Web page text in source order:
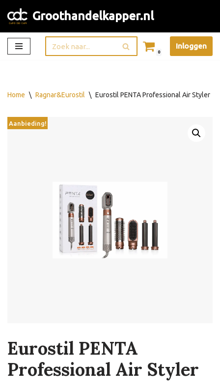
Ga
naar
de
Groothandelkapper.nl
0
Inloggen
Home \ Ragnar&Eurostil \ Eurostil PENTA Professional Air Styler
Aanbieding!
Eurostil PENTA
Professional Air Styler